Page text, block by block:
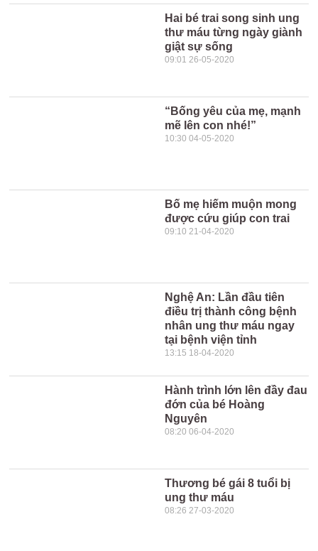
Hai bé trai song sinh ung
thư máu từng ngày giành
giật sự sống
09:01 26-05-2020
“Bống yêu của mẹ, mạnh
mẽ lên con nhé!”
10:30 04-05-2020
Bố mẹ hiếm muộn mong
được cứu giúp con trai
09:10 21-04-2020
Nghệ An: Lần đầu tiên
điều trị thành công bệnh
nhân ung thư máu ngay
tại bệnh viện tỉnh
13:15 18-04-2020
Hành trình lớn lên đầy đau
đớn của bé Hoàng
Nguyên
08:20 06-04-2020
Thương bé gái 8 tuổi bị
ung thư máu
08:26 27-03-2020